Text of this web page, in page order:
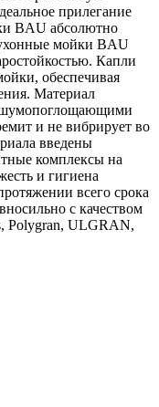
прилегание
BAU абсолютно
мойки BAU
Капли
обеспечивая
Материал
шумопоглощающими
и не вибрирует во
введены
комплексы на
и гигиена
всего срока
с качеством
Polygran, ULGRAN,